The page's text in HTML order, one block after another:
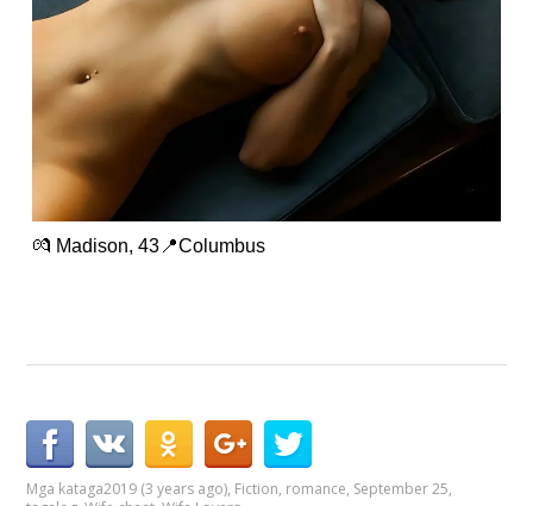
💏 Madison, 43📍Columbus
Mga kataga2019 (3 years ago), Fiction, romance, September 25,